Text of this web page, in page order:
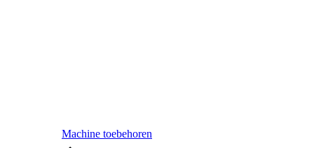
Machine toebehoren